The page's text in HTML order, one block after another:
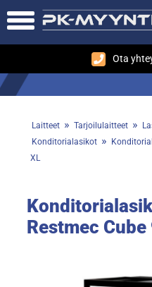
Ota
Laitteet » Tarjoilulaitteet »
Konditorialasikot »
XL
Restmec Cube